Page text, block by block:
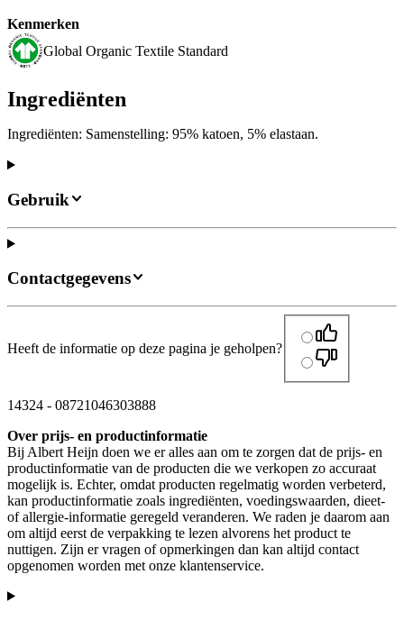
Kenmerken
Global Organic Textile Standard
Ingrediënten
Ingrediënten: Samenstelling: 95% katoen, 5% elastaan.
Gebruik
Contactgegevens
Heeft de informatie op deze pagina je geholpen?
14324 - 08721046303888
Over prijs- en productinformatie
Bij Albert Heijn doen we er alles aan om te zorgen dat de prijs- en
productinformatie van de producten die we verkopen zo accuraat
mogelijk is. Echter, omdat producten regelmatig worden verbeterd,
kan productinformatie zoals ingrediënten, voedingswaarden, dieet-
of allergie-informatie geregeld veranderen. We raden je daarom aan
om altijd eerst de verpakking te lezen alvorens het product te
nuttigen. Zijn er vragen of opmerkingen dan kan altijd contact
opgenomen worden met onze klantenservice.